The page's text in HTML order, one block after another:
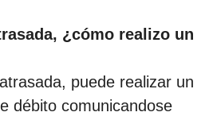
¿cómo realizo un
puede realizar un
débito comunicandose